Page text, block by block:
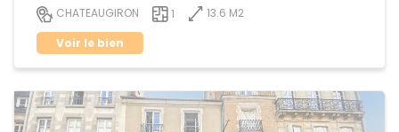
CHATEAUGIRON 1
13.6 M2
Voir le bien